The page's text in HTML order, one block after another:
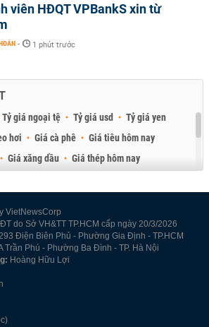
viên HĐQT VPBankS xin từ
- 1 phút trước
Tỷ giá ngoại tệ Tỷ giá usd
Tỷ giá yen
hơi Giá cà phê
Giá tiêu hôm nay
Giá xăng dầu
Giá thép hôm nay
VietNewsCorp
do Sở VH&TT TP.HCM cấp ngày 20/3/2026
Điện Biên Phủ - Phường Gia Định - TP.HCM
Trần Phú - Phường Ba Đình - TP. Hà Nội
Hoàng Hữu Lợi